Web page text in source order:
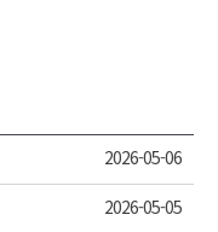
2026-05-06
2026-05-05